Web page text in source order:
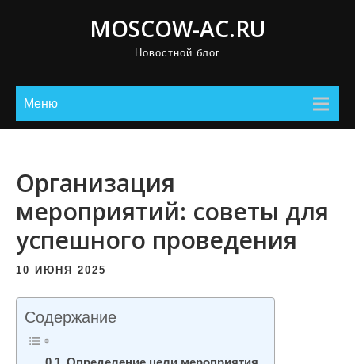
MOSCOW-AC.RU
Новостной блог
Меню
Организация
мероприятий: советы для
успешного проведения
10 ИЮНЯ 2025
Содержание